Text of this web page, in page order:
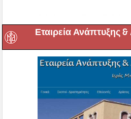
Εταιρεία Ανάπτυξης